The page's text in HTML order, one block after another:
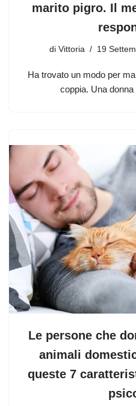
marito pigro. Il
di Vittoria 19
Ha trovato un modo per
coppia. Una
Le persone che
animali
queste 7